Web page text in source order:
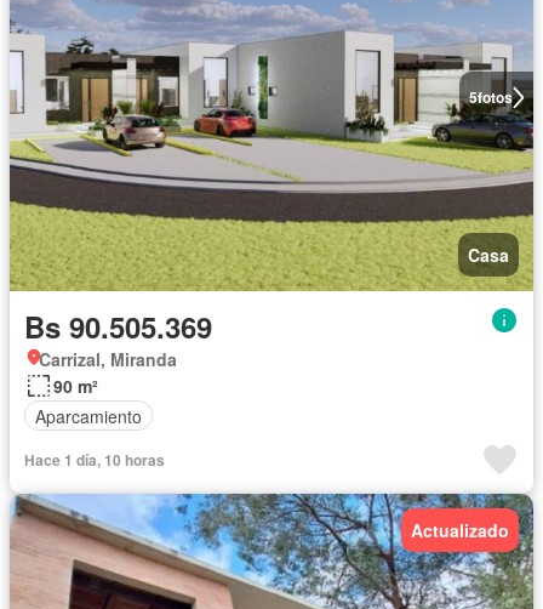
5fotos
Casa
Bs 90.505.369
Carrizal, Miranda
90 m²
Aparcamiento
Hace 1 día, 10 horas
Actualizado